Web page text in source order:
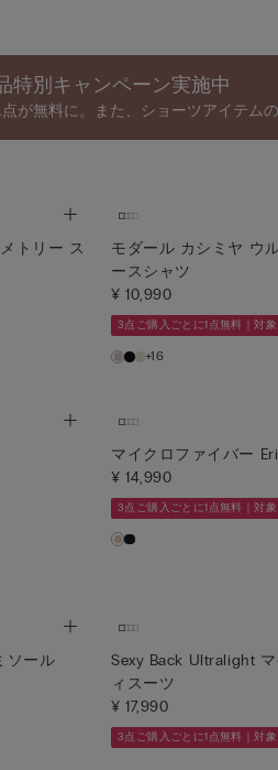
特別キャンペーン実施中
無料に。また、ショーツアイテム
トリー ス
モダール カシミヤ ウ
ースシャツ
¥ 10,990
3点ご購入ごとに1点無料｜対
+16
マイクロファイバー
¥ 14,990
3点ご購入ごとに1点無料｜対
ソール
Sexy Back Ultralight
ィスーツ
¥ 17,990
3点ご購入ごとに1点無料｜対